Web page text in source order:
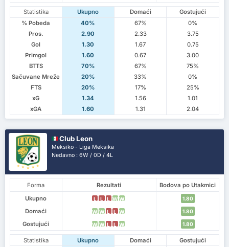
Statistika Ukupno Domaći
Gostujući
% Pobeda
40% 67%
0%
Pros.
2.90 2.33
3.75
Gol
1.30 1.67
0.75
Primgol
1.60 0.67
3.00
BTTS
70% 67%
75%
Sačuvane Mreže
20% 33%
0%
FTS
20% 17%
25%
xG
1.34 1.56
1.01
xGA
1.60 1.31 2.04
Club Leon
Meksiko - Liga Meksika
Nedavno : 6W / 0D / 4L
Forma Rezultati
Bodova po Utakmici
Ukupno
L L L W W 1.80
Domaći W W L L W 1.80
Gostujući W W L L W 1.80
Statistika Ukupno Domaći
Gostujući